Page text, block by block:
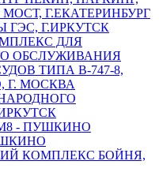
Г.ЕКАТЕРИНБУРГ
ГЭС, Г.ИРКУТСК
ДЛЯ
ОБСЛУЖИВАНИЯ
ТИПА В-747-8,
Г. МОСКВА
- ПУШКИНО
КОМПЛЕКС БОЙНЯ,